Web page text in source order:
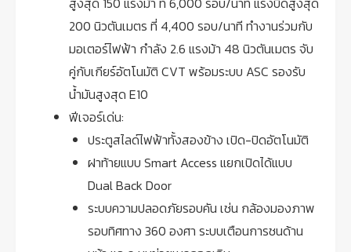
200 นิวตันเมตร ที่ 4,400 รอบ/นาที ทำงานร่วมกับ
มอเตอร์ไฟฟ้า กำลัง 2.6 แรงม้า 48 นิวตันเมตร จับ
คู่กับเกียร์อัตโนมัติ CVT พร้อมระบบ ASC รองรับ
น้ำมันสูงสุด E10
ฟีเจอร์เด่น:
ประตูสไลด์ไฟฟ้าทั้งสองข้าง เปิด-ปิดอัตโนมัติ
ฝาท้ายแบบ Smart Access แยกเปิดได้แบบ
Dual Back Door
ระบบความปลอดภัยรอบคัน เช่น กล้องมองภาพ
รอบทิศทาง 360 องศา ระบบเตือนการชนด้าน